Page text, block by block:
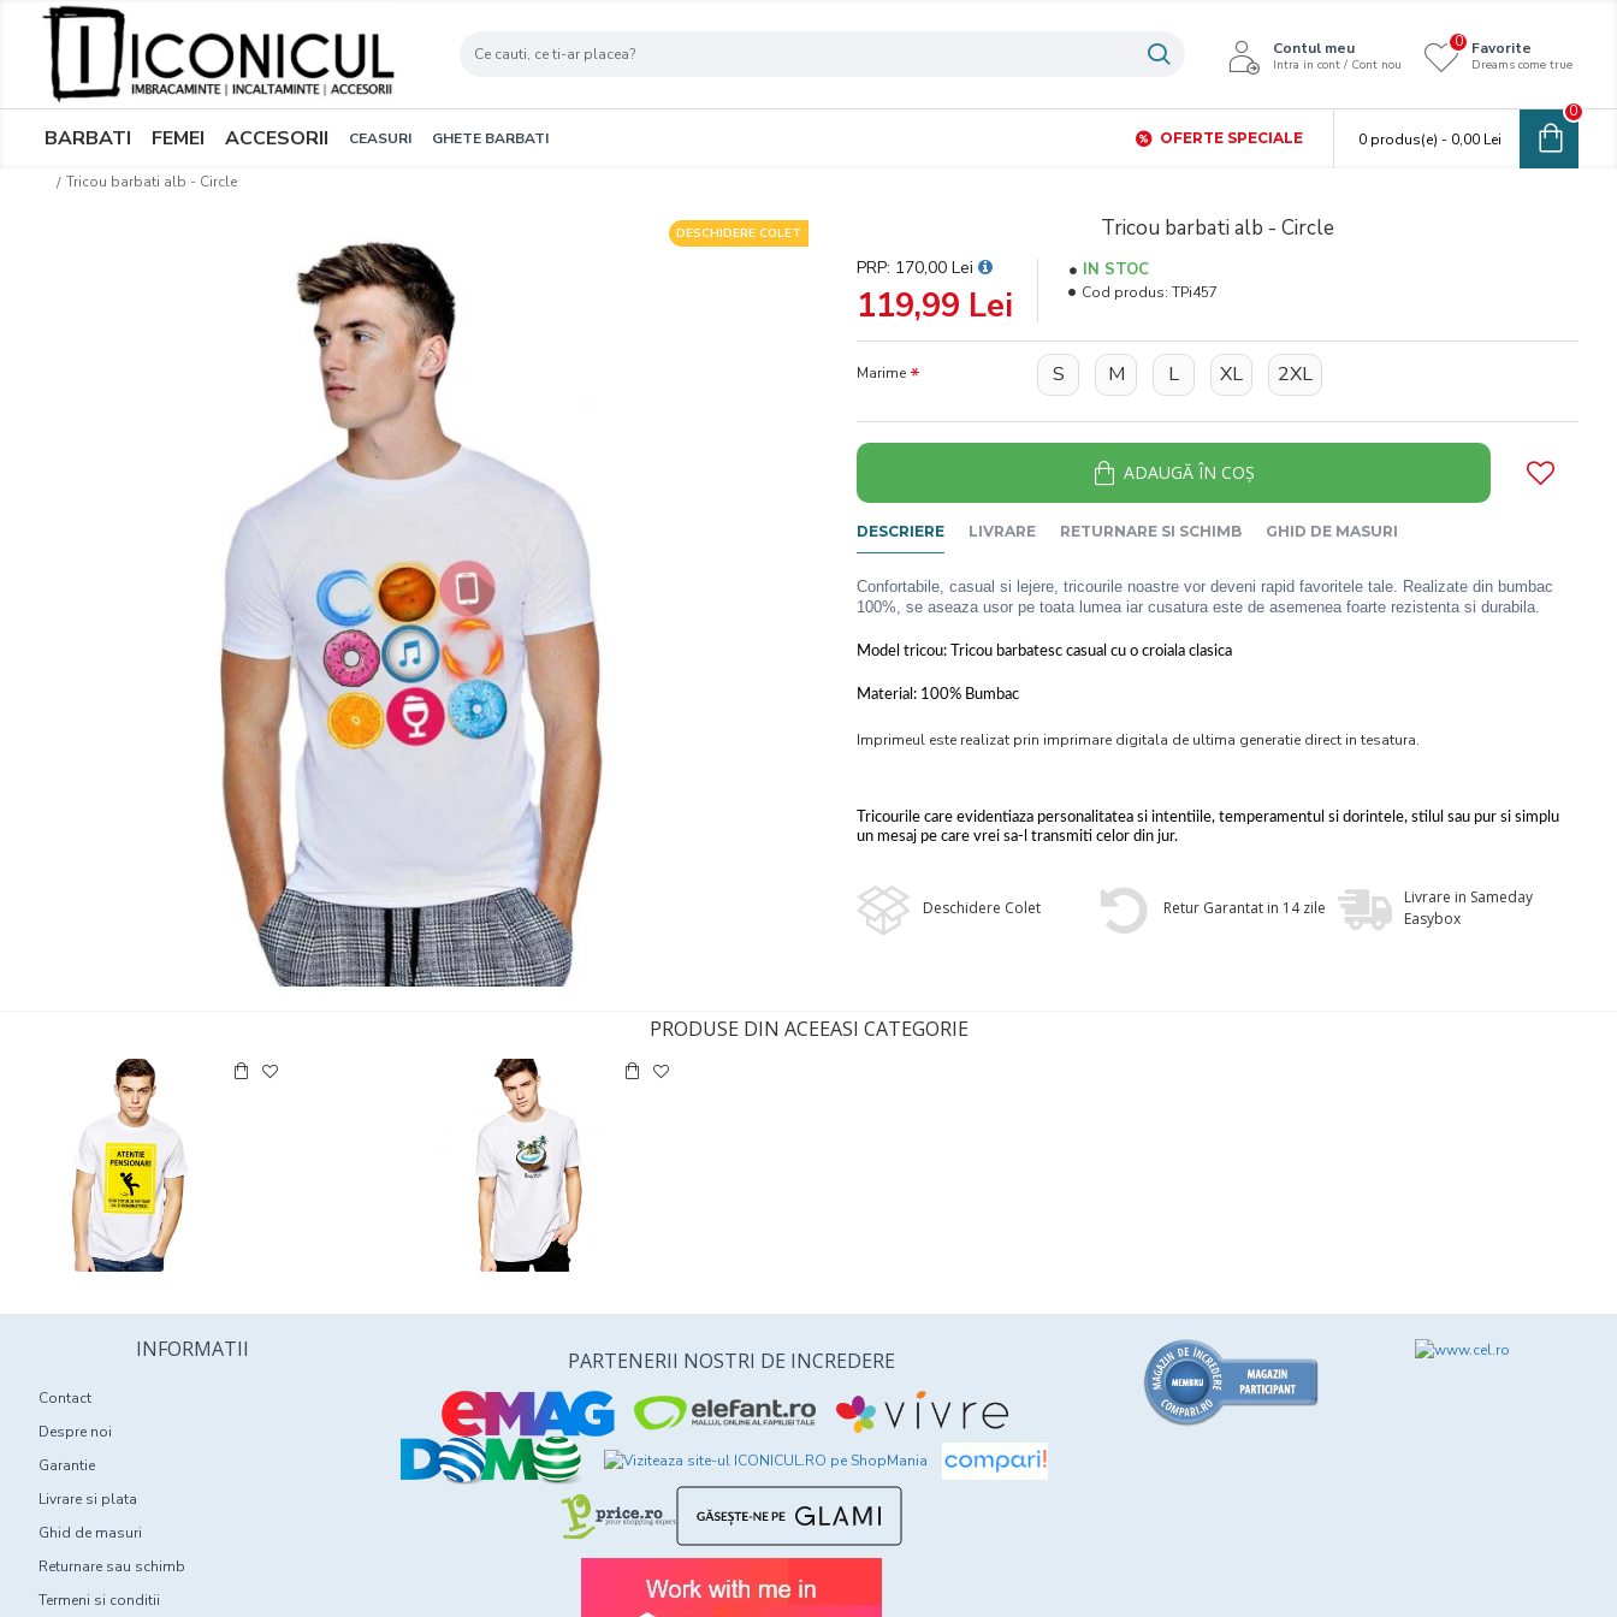
Contul meu
Intra in cont / Cont nou
Favorite
Dreams come true
0
BARBATI FEMEI ACCESORII CEASURI GHETE BARBATI OFERTE SPECIALE 0 produs(e) - 0,00 Lei
0
Tricou barbati alb - Circle
DESCHIDERE COLET Tricou barbati alb - Circle
119,99 Lei
PRP: 170,00 Lei IN STOC
Cod produs: TPi457
Marime S M L XL 2XL
ADAUGĂ ÎN COŞ
DESCRIERE LIVRARE RETURNARE SI SCHIMB GHID DE MASURI
Confortabile, casual si lejere, tricourile noastre vor deveni rapid favoritele tale. Realizate din bumbac
100%, se aseaza usor pe toata lumea iar cusatura este de asemenea foarte rezistenta si durabila.
Model tricou: Tricou barbatesc casual cu o croiala clasica
Material: 100% Bumbac
Imprimeul este realizat prin imprimare digitala de ultima generatie direct in tesatura.
Tricourile care evidentiaza personalitatea si intentiile, temperamentul si dorintele, stilul sau pur si simplu
un mesaj pe care vrei sa-l transmiti celor din jur.
Deschidere Colet Retur Garantat in 14 zile
Livrare in Sameday
Easybox
PRODUSE DIN ACEEASI CATEGORIE
INFORMATII
Contact
Despre noi
Garantie
Livrare si plata
Ghid de masuri
Returnare sau schimb
Termeni si conditii
PARTENERII NOSTRI DE INCREDERE